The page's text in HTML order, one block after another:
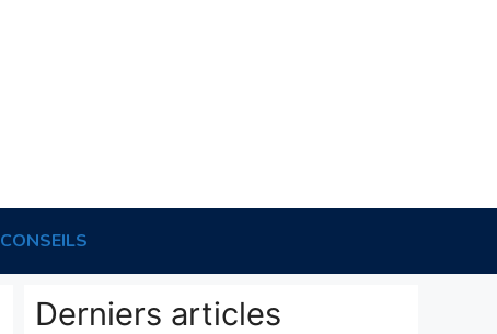
CONSEILS
Derniers articles